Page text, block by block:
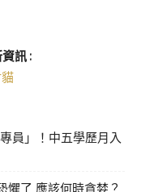
訊 :
員」！中五學歷月入
懼了 應該何時貪婪？